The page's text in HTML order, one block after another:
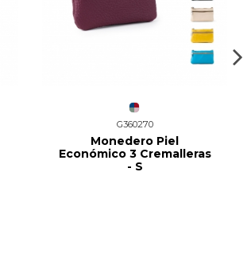
G360270
Monedero Piel
Económico 3 Cremalleras
- S